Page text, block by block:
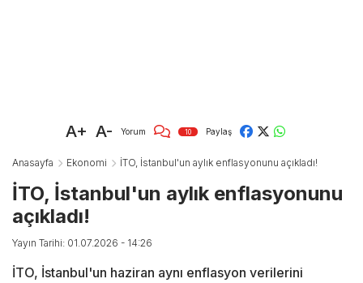
A+ A- Yorum 10 Paylaş
Anasayfa Ekonomi İTO, İstanbul'un aylık enflasyonunu açıkladı!
İTO, İstanbul'un aylık enflasyonunu
açıkladı!
Yayın Tarihi: 01.07.2026 - 14:26
İTO, İstanbul'un haziran aynı enflasyon verilerini